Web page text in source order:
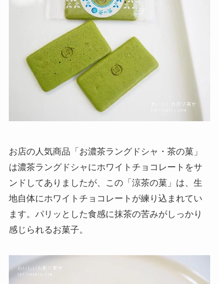
お店の人気商品「お濃茶ラングドシャ・茶の菓」
は濃茶ラングドシャにホワイトチョコレートをサ
ンドしてありましたが、この「涼茶の菓」は、生
地自体にホワイトチョコレートが練り込まれてい
ます。パリッとした食感に抹茶の苦みがしっかり
感じられるお菓子。